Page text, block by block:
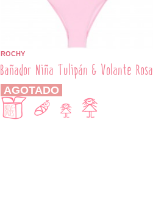
ROCHY
Bañador Niña Tulipán & Volante Rosa
AGOTADO